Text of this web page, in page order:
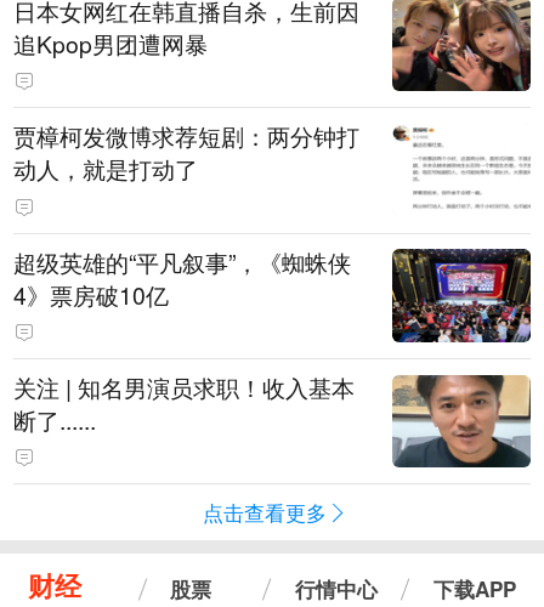
日本女网红在韩直播自杀，生前因
追Kpop男团遭网暴
贾樟柯发微博求荐短剧：两分钟打
动人，就是打动了
超级英雄的“平凡叙事”，《蜘蛛侠
4》票房破10亿
关注 | 知名男演员求职！收入基本
断了......
点击查看更多
财经 股票 行情中心 下载APP